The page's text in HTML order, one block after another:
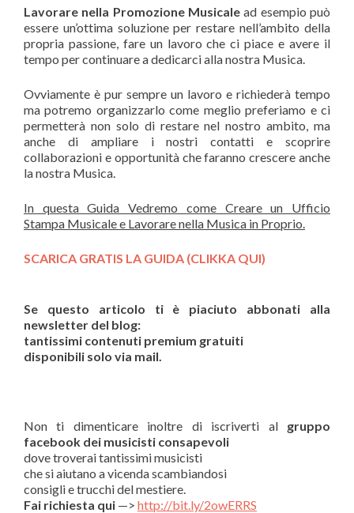
Lavorare nella Promozione Musicale ad esempio può
essere un’ottima soluzione per restare nell’ambito della
propria passione, fare un lavoro che ci piace e avere il
tempo per continuare a dedicarci alla nostra Musica.
Ovviamente è pur sempre un lavoro e richiederà tempo
ma potremo organizzarlo come meglio preferiamo e ci
permetterà non solo di restare nel nostro ambito, ma
anche di ampliare i nostri contatti e scoprire
collaborazioni e opportunità che faranno crescere anche
la nostra Musica.
In questa Guida Vedremo come Creare un Ufficio
Stampa Musicale e Lavorare nella Musica in Proprio.
SCARICA GRATIS LA GUIDA (CLIKKA QUI)
Se questo articolo ti è piaciuto abbonati alla
newsletter del blog:
tantissimi contenuti premium gratuiti
disponibili solo via mail.
Non ti dimenticare inoltre di iscriverti al gruppo
facebook dei musicisti consapevoli
dove troverai tantissimi musicisti
che si aiutano a vicenda scambiandosi
consigli e trucchi del mestiere.
Fai richiesta qui —> http://bit.ly/2owERRS